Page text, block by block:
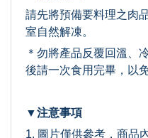
請先將預備要料理之肉
室自然解凍。
＊勿將產品反覆回溫、
後請一次食用完畢，以
▼注意事項
1. 圖片僅供參考，商品